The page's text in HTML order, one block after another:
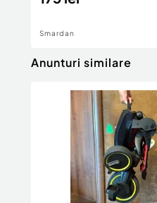
Smardan
Anunturi similare